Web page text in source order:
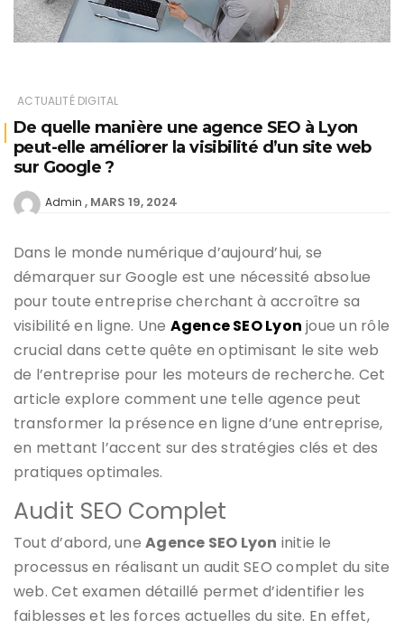
ACTUALITÉ DIGITAL
De quelle manière une agence SEO à Lyon
peut-elle améliorer la visibilité d’un site web
sur Google ?
Admin MARS 19, 2024
Dans le monde numérique d’aujourd’hui, se
démarquer sur Google est une nécessité absolue
pour toute entreprise cherchant à accroître sa
visibilité en ligne. Une Agence SEO Lyon joue un rôle
crucial dans cette quête en optimisant le site web
de l’entreprise pour les moteurs de recherche. Cet
article explore comment une telle agence peut
transformer la présence en ligne d’une entreprise,
en mettant l’accent sur des stratégies clés et des
pratiques optimales.
Audit SEO Complet
Tout d’abord, uneAgence SEO Lyon initie le
processus en réalisant un audit SEO complet du site
web. Cet examen détaillé permet d’identifier les
faiblesses et les forces actuelles du site. En effet,